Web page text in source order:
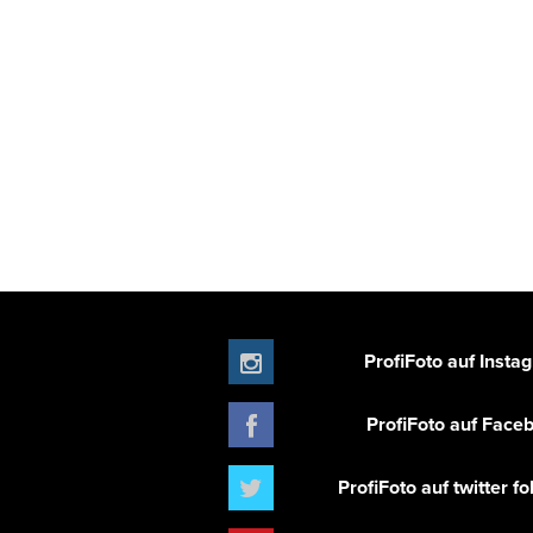
ProfiFoto auf
ProfiFoto auf
ProfiFoto auf twitter